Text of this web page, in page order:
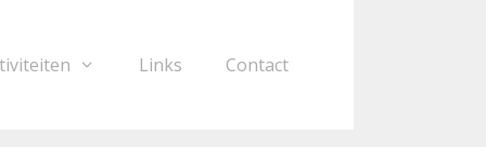
Links Contact